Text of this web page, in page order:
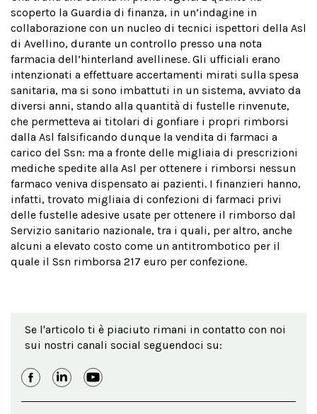
scoperto la Guardia di finanza, in un’indagine in
collaborazione con un nucleo di tecnici ispettori della Asl
di Avellino, durante un controllo presso una nota
farmacia dell’hinterland avellinese. Gli ufficiali erano
intenzionati a effettuare accertamenti mirati sulla spesa
sanitaria, ma si sono imbattuti in un sistema, avviato da
diversi anni, stando alla quantità di fustelle rinvenute,
che permetteva ai titolari di gonfiare i propri rimborsi
dalla Asl falsificando dunque la vendita di farmaci a
carico del Ssn: ma a fronte delle migliaia di prescrizioni
mediche spedite alla Asl per ottenere i rimborsi nessun
farmaco veniva dispensato ai pazienti. I finanzieri hanno,
infatti, trovato migliaia di confezioni di farmaci privi
delle fustelle adesive usate per ottenere il rimborso dal
Servizio sanitario nazionale, tra i quali, per altro, anche
alcuni a elevato costo come un antitrombotico per il
quale il Ssn rimborsa 217 euro per confezione.
Se l'articolo ti è piaciuto rimani in contatto con noi
sui nostri canali social seguendoci su: